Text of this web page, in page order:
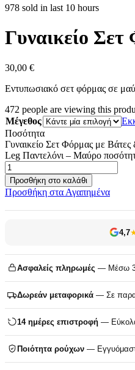
978 sold in last 10 hours
Γυναικείο
30,00 €
Εντυπωσιακό σετ φόρμας σε
472 people are viewing this
Μέγεθος
Ποσότητα
Γυναικείο Σετ Φόρμας με
Leg Παντελόνι – Μαύρο
Προσθήκη στο καλάθι
Προσθήκη στα Αγαπημένα
4,7
Ασφαλείς πληρωμές — Μέσω
Δωρεάν μεταφορικά — Σε
14 ημέρες επιστροφή —
Ποιότητα ρούχων —